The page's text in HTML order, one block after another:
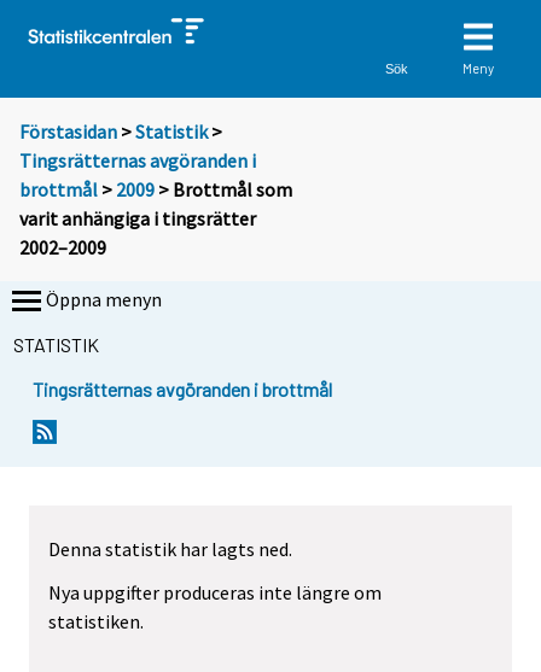
Sök Meny
Förstasidan >Statistik >
Tingsrätternas avgöranden i
brottmål > 2009 > Brottmål som
varit anhängiga i tingsrätter
2002–2009
Öppna menyn
STATISTIK
Tingsrätternas avgöranden i brottmål
Denna statistik har lagts ned.
Nya uppgifter produceras inte längre om
statistiken.